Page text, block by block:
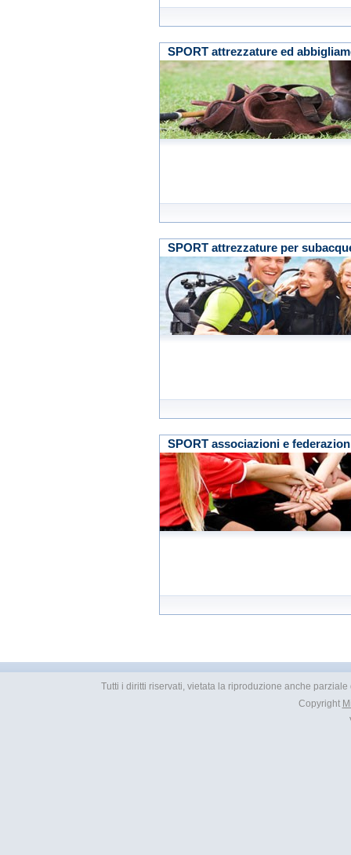
SPORT attrezzature ed
SPORT attrezzature per
SPORT associazioni e
Tutti i diritti riservati, vietata la riproduzione anche
Copyright